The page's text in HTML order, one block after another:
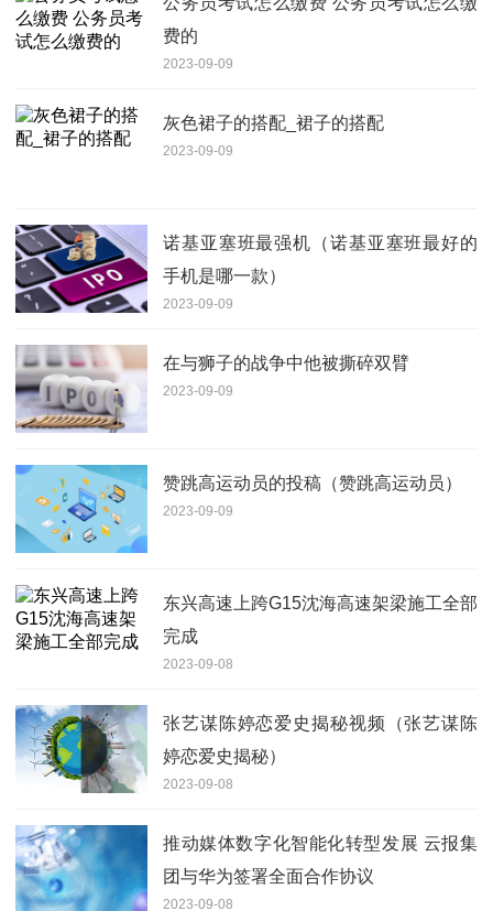
费的
2023-09-09
灰色裙子的搭配_裙子的搭配
2023-09-09
诺基亚塞班最强机（诺基亚塞班最好的
手机是哪一款）
2023-09-09
在与狮子的战争中他被撕碎双臂
2023-09-09
赞跳高运动员的投稿（赞跳高运动员）
2023-09-09
东兴高速上跨G15沈海高速架梁施工全部
完成
2023-09-08
张艺谋陈婷恋爱史揭秘视频（张艺谋陈
婷恋爱史揭秘）
2023-09-08
推动媒体数字化智能化转型发展 云报集
团与华为签署全面合作协议
2023-09-08